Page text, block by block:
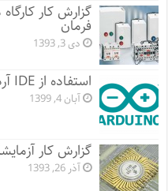
گزارش کار
فرمان
دی 3, 1393
استفاده از IDE آردوینو
آبان 4, 1399
گزارش کار
آذر 26, 1393